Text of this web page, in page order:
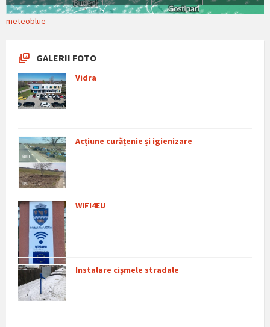
meteoblue
GALERII FOTO
Vidra
Acțiune curățenie și igienizare
WIFI4EU
Instalare cișmele stradale